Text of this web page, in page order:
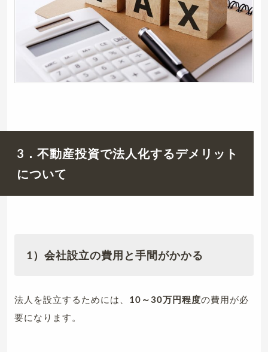
3．不動産投資で法人化するデメリット
について
1）会社設立の費用と手間がかかる
法人を設立するためには、 10～30万円程度の費用が必
要になります。